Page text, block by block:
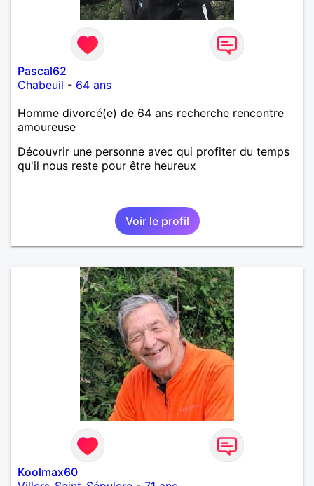
Pascal62
Chabeuil - 64 ans
Homme divorcé(e) de 64 ans recherche rencontre
amoureuse
Découvrir une personne avec qui profiter du temps
qu'il nous reste pour être heureux
Voir le profil
Koolmax60